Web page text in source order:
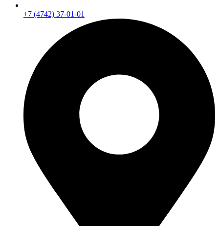
+7 (4742) 37-01-01